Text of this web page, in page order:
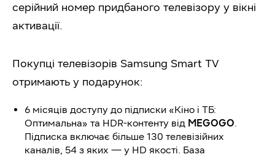
серійний номер придбаного телевізору у вікні
активації.
Покупці телевізорів Samsung Smart TV
отримають у подарунок:
6 місяців доступу до підписки «Кіно і ТБ:
Оптимальна» та HDR-контенту від MEGOGO.
Підписка включає більше 130 телевізійних
каналів, 54 з яких — у HD якості. База